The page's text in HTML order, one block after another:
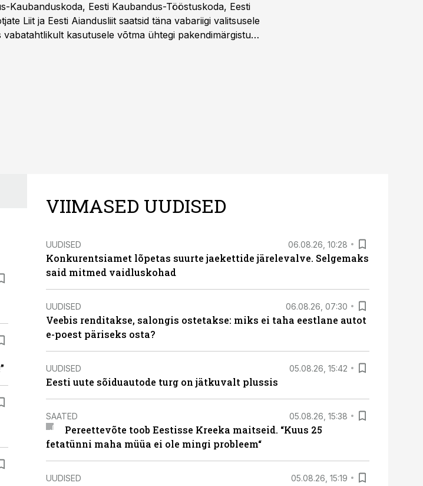
Kaubanduskoda, Eesti Kaubandus-Tööstuskoda, Eesti
Liit ja Eesti Aiandusliit saatsid täna vabariigi valitsusele
kasutusele võtma ühtegi pakendimärgistuse
VIIMASED UUDISED
UUDISED 06.08.26, 10:28
Konkurentsiamet lõpetas suurte jaekettide järelevalve. Selgemaks
said mitmed vaidluskohad
UUDISED 06.08.26, 07:30
Veebis renditakse, salongis ostetakse: miks ei taha eestlane autot
e-poest päriseks osta?
UUDISED 05.08.26, 15:42
Eesti uute sõiduautode turg on jätkuvalt plussis
SAATED 05.08.26, 15:38
Pereettevõte toob Eestisse Kreeka maitseid. “Kuus 25
fetatünni maha müüa ei ole mingi probleem“
UUDISED 05.08.26, 15:19